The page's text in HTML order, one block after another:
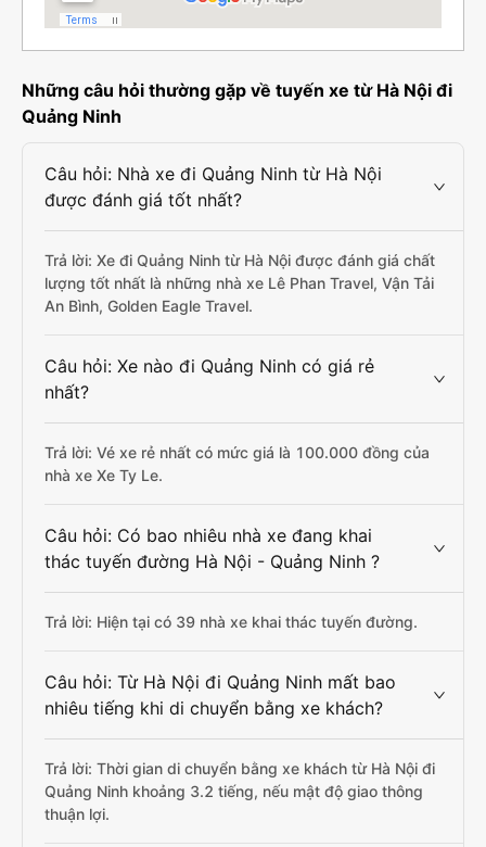
Những câu hỏi thường gặp về tuyến xe từ Hà Nội đi
Quảng Ninh
Câu hỏi: Nhà xe đi Quảng Ninh từ Hà Nội
được đánh giá tốt nhất?
Trả lời: Xe đi Quảng Ninh từ Hà Nội được đánh giá chất
lượng tốt nhất là những nhà xe Lê Phan Travel, Vận Tải
An Bình, Golden Eagle Travel.
Câu hỏi: Xe nào đi Quảng Ninh có giá rẻ
nhất?
Trả lời: Vé xe rẻ nhất có mức giá là 100.000 đồng của
nhà xe Xe Ty Le.
Câu hỏi: Có bao nhiêu nhà xe đang khai
thác tuyến đường Hà Nội - Quảng Ninh ?
Trả lời: Hiện tại có 39 nhà xe khai thác tuyến đường.
Câu hỏi: Từ Hà Nội đi Quảng Ninh mất bao
nhiêu tiếng khi di chuyển bằng xe khách?
Trả lời: Thời gian di chuyển bằng xe khách từ Hà Nội đi
Quảng Ninh khoảng 3.2 tiếng, nếu mật độ giao thông
thuận lợi.